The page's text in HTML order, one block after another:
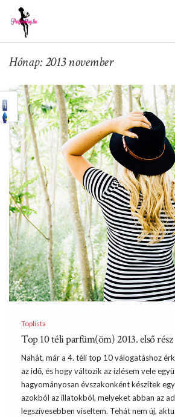
Hónap: 2013 november
Toplista
Top 10 téli parfüm(öm) 2013. első rész
Nahát, már a 4. téli top 10 válogatáshoz
az idő, és hogy változik az ízlésem vele
hagyományosan évszakonként készítek
azokból az illatokból, melyeket abban az
legszívesebben viseltem. Tehát nem új,